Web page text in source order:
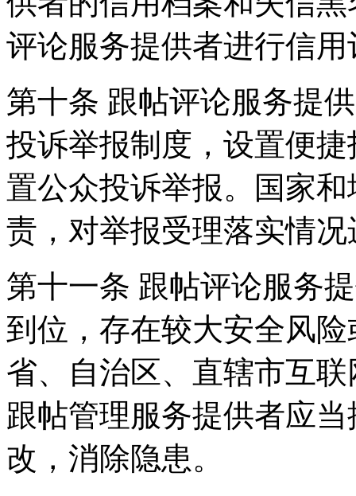
评论服务提供者进行信用
第十条 跟帖评论服务提
投诉举报制度，设置便
置公众投诉举报。国家
责，对举报受理落实情
第十一条 跟帖评论服务
到位，存在较大安全风
省、自治区、直辖市互
跟帖管理服务提供者应
改，消除隐患。